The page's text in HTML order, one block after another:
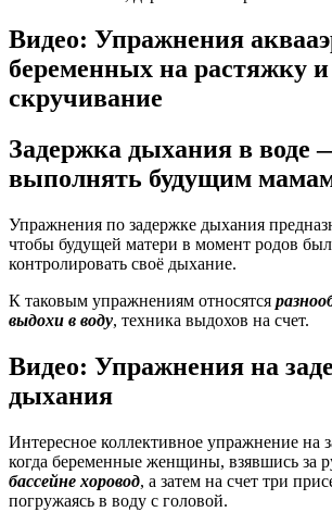
Видео: Упражнения
беременных на растяжку и
скручивание
Задержка дыхания в воде
выполнять будущим
Упражнения по задержке дыхания
чтобы будущей матери в момент родов
контролировать своё дыхание.
К таковым упражнениям относятся
выдохи в воду, техника выдохов на счет.
Видео: Упражнения на
дыхания
Интересное коллективное упражнение на
когда беременные женщины, взявшись за
бассейне хоровод, а затем на счет три
погружаясь в воду с головой.